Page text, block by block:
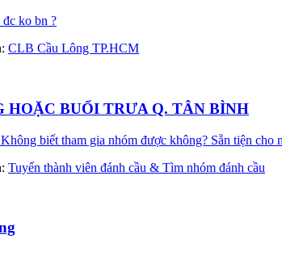
đc ko bn ?
CLB Cầu Lông TP.HCM
HOẶC BUỔI TRƯA Q. TÂN BÌNH
biết tham gia nhóm được không? Sẵn tiện
Tuyển thành viên đánh cầu & Tìm nhóm đánh cầu